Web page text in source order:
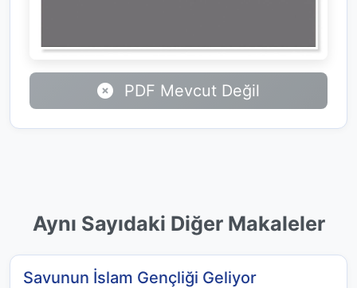
PDF Mevcut Değil
Aynı Sayıdaki Diğer Makaleler
Savunun İslam Gençliği Geliyor